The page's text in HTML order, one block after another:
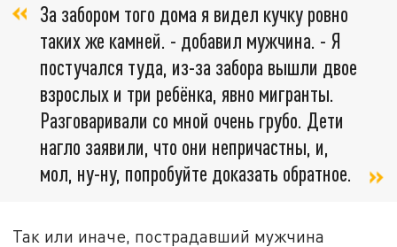
За забором того дома я видел кучку ровно
таких же камней. - добавил мужчина. - Я
постучался туда, из-за забора вышли двое
взрослых и три ребёнка, явно мигранты.
Разговаривали со мной очень грубо. Дети
нагло заявили, что они непричастны, и,
мол, ну-ну, попробуйте доказать обратное.
Так или иначе, пострадавший мужчина